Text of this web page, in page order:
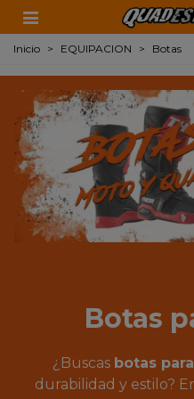
Inicio > EQUIPACION > Botas
Botas
¿Buscas botas
durabilidad y estilo?